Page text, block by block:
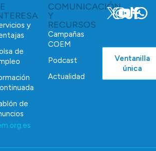
y
de
de
COMUNICACIÓN
Y
RECURSOS
Campañas
COEM
Podcast
Actualidad
Ventanilla
única